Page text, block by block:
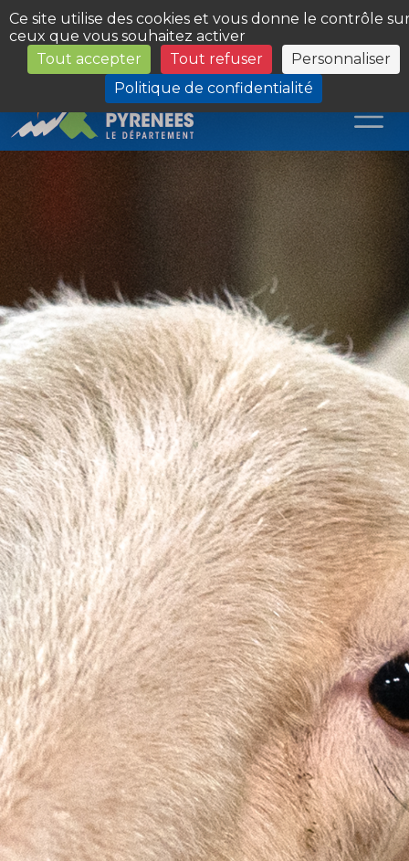
Panneau de gestion des cookies
Ce site utilise des cookies et vous donne le contrôle
ceux que vous souhaitez activer
Tout accepter
Tout refuser
Personnaliser
Politique de confidentialité
Les Sites du Département